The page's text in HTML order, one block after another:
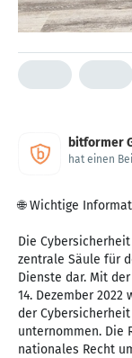
bitformer
hat einen
🌐 Wichtige
Die
zentrale Säule für
Dienste dar. Mit
14. Dezember
der
unternommen. Die
nationales Recht